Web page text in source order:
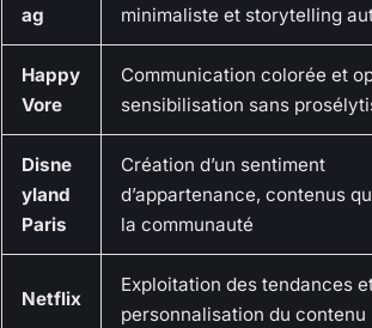
ag
minimaliste et storytelling
Happy
Vore
Communication colorée et
sensibilisation sans
Disne
yland
Paris
Création d’un sentiment
d’appartenance, contenus
la communauté
Netflix
Exploitation des tendances
personnalisation du contenu